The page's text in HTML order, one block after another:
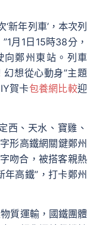
年列車’，本次列
月1日15時38分，
向鄭州東站。列車
幻想從心動身”主題
賀卡包養網比較迎
、天水、寶雞、
形高鐵網關鍵鄭州
吻合，被搭客親熱
年高鐵”，打卡鄭州
質運輸，國鐵團體